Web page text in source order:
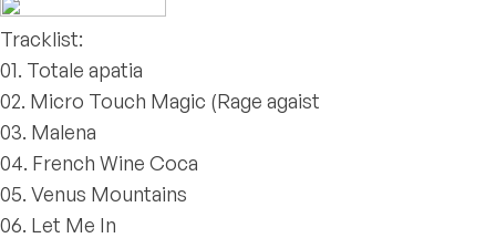
Tracklist:
01. Totale apatia
02. Micro Touch Magic (Rage agaist
03. Malena
04. French Wine Coca
05. Venus Mountains
06. Let Me In